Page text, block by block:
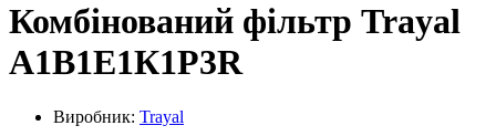
Комбінований фільтр Trayal
А1В1Е1К1Р3R
Виробник: Trayal